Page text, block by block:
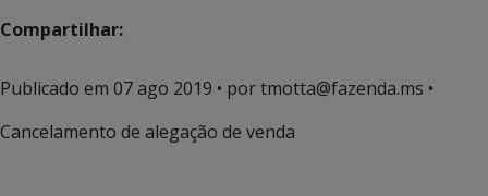
Compartilhar:
Publicado em 07 ago 2019 • por tmotta@fazenda.ms •
Cancelamento de alegação de venda